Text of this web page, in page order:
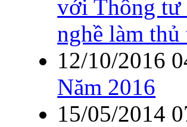
với Thông tư
nghề làm thủ
12/10/2016
Năm 2016
15/05/2014